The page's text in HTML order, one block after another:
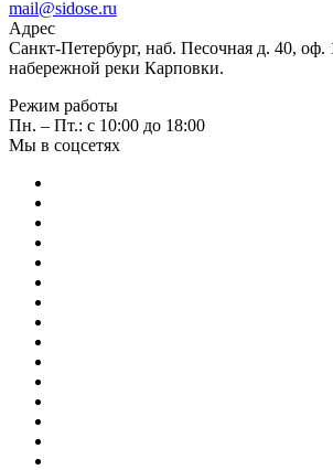
mail@sidose.ru
Адрес
Санкт-Петербург, наб. Песочная д. 40,
набережной реки Карповки.
Режим работы
Пн. – Пт.: с 10:00 до 18:00
Мы в соцсетях